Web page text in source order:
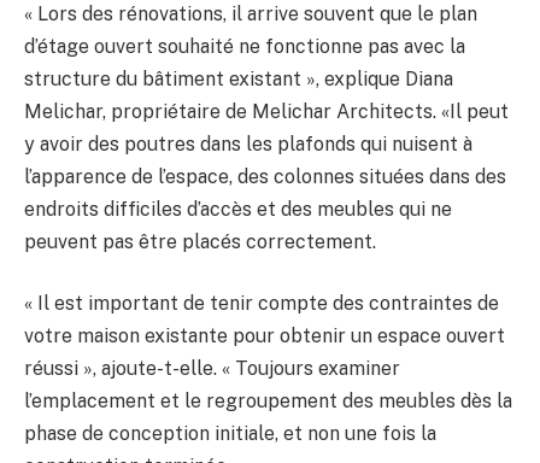
« Lors des rénovations, il arrive souvent que le plan
d’étage ouvert souhaité ne fonctionne pas avec la
structure du bâtiment existant », explique Diana
Melichar, propriétaire de Melichar Architects. «Il peut
y avoir des poutres dans les plafonds qui nuisent à
l’apparence de l’espace, des colonnes situées dans des
endroits difficiles d’accès et des meubles qui ne
peuvent pas être placés correctement.
« Il est important de tenir compte des contraintes de
votre maison existante pour obtenir un espace ouvert
réussi », ajoute-t-elle. « Toujours examiner
l’emplacement et le regroupement des meubles dès la
phase de conception initiale, et non une fois la